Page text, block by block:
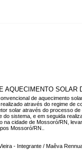
AQUECIMENTO SOLAR
de aquecimento
através do regime de
solar através do processo
sistema, e em seguida
na cidade de Mossoró/RN,
Mossoró/RN..
- Integrante / Maêva